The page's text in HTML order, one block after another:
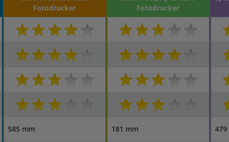
Fotodrucker
Fotodrucker
585 mm 181 mm